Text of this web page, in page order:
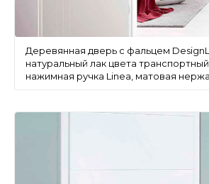
Деревянная дверь с фальцем
натуральный лак цвета
нажимная ручка Linea, матовая